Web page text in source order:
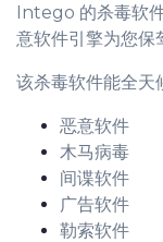
Intego 的杀毒软
意软件引擎为您保
该杀毒软件能全天
恶意软件
木马病毒
间谍软件
广告软件
勒索软件